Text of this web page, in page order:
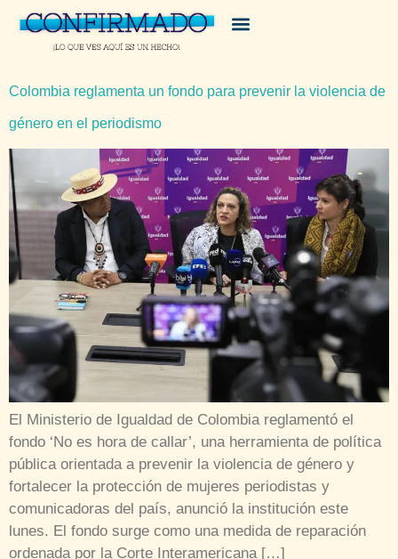
Colombia reglamenta un fondo para prevenir la violencia de
género en el periodismo
El Ministerio de Igualdad de Colombia reglamentó el
fondo ‘No es hora de callar’, una herramienta de política
pública orientada a prevenir la violencia de género y
fortalecer la protección de mujeres periodistas y
comunicadoras del país, anunció la institución este
lunes. El fondo surge como una medida de reparación
ordenada por la Corte Interamericana […]